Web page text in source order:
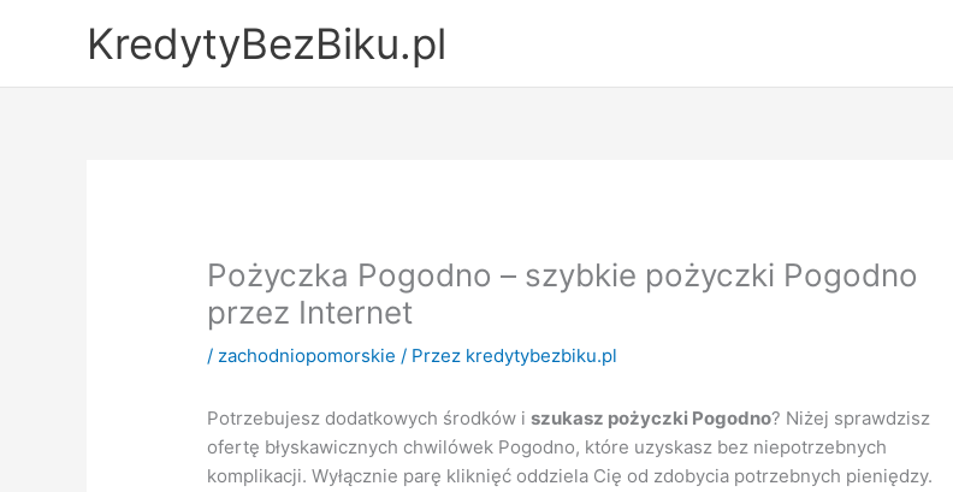
KredytyBezBiku.pl
Pożyczka Pogodno – szybkie pożyczki Pogodno
przez Internet
/ zachodniopomorskie / Przez kredytybezbiku.pl
Potrzebujesz dodatkowych środków iszukasz pożyczki Pogodno? Niżej sprawdzisz
ofertę błyskawicznych chwilówek Pogodno, które uzyskasz bez niepotrzebnych
komplikacji. Wyłącznie parę kliknięć oddziela Cię od zdobycia potrzebnych pieniędzy.